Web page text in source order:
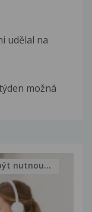
udělal na
možná
nutnou...